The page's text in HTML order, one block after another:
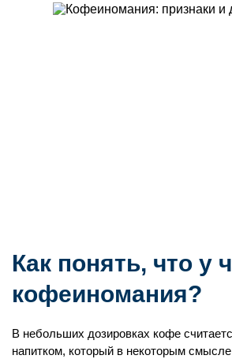
Как понять, что у
кофеиномания?
В небольших дозировках кофе
напитком, который в некоторым